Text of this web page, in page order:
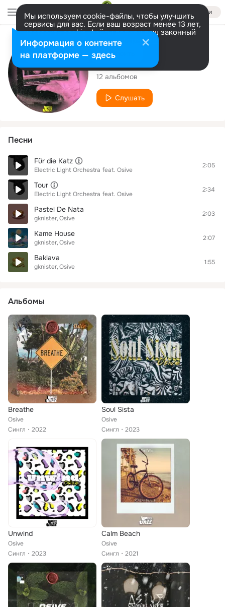
Войти
Мы используем cookie-файлы, чтобы улучшить
сервисы для вас. Если ваш возраст менее 13 лет,
настроить cookie-файлы должен ваш законный
представитель. Больше информации
Разрешить все Настроить
Исполнитель
Osive
12 альбомов
Слушать
Песни
Für die Katz
Electric Light Orchestra feat. Osive
2:05
Tour
Electric Light Orchestra feat. Osive
2:34
Pastel De Nata
gknister Osive
2:03
Kame House
gknister Osive
2:07
Baklava
gknister Osive
1:55
Альбомы
Breathe
Osive
Сингл
2022
Soul Sista
Osive
Сингл
2023
Unwind
Osive
Сингл
2023
Calm Beach
Osive
Сингл
2021
Информация о контенте
на платформе — здесь